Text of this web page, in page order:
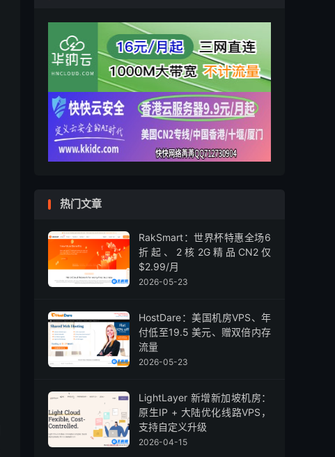
热门文章
RakSmart：世界杯特惠全场6
折起、2核2G精品CN2仅
$2.99/月
2026-05-23
HostDare：美国机房VPS、年
付低至19.5 美元、赠双倍内存
流量
2026-05-23
LightLayer 新增新加坡机房：
原生IP + 大陆优化线路VPS，
支持自定义升级
2026-04-15